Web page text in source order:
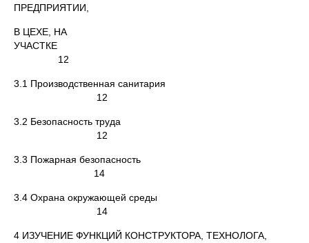
ПРЕДПРИЯТИИ,
В ЦЕХЕ, НА
УЧАСТКЕ
12
3.1 Производственная санитария
12
3.2 Безопасность труда
12
3.3 Пожарная безопасность
14
3.4 Охрана окружающей среды
14
4 ИЗУЧЕНИЕ ФУНКЦИЙ КОНСТРУКТОРА, ТЕХНОЛОГА,